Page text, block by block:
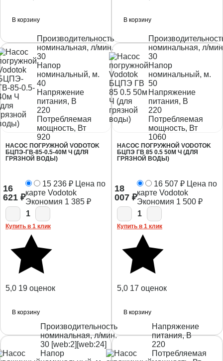
В корзину В корзину
Производительность
номинальная, л/мин.
30
Напор
номинальный, м.
40
Напряжение
питания, В
220
Потребляемая
мощность, Вт
920
НАСОС ПОГРУЖНОЙ VODOTOK
БЦПЭ-ГВ-85-0.5-40М Ч (ДЛЯ
ГРЯЗНОЙ ВОДЫ)
16
621 ₽
15 236 ₽ Цена по
карте Vodotok
Экономия 1 385 ₽
1
Купить в 1 клик
5,0 19 оценок
В корзину
номинальная, л/
30
Напор
номинальный, м.
50
Напряжение
питания, В
220
Потребляемая
мощность, Вт
1060
НАСОС ПОГРУЖНОЙ VODOTOK
БЦПЭ ГВ 85 0.5 50М Ч (ДЛЯ
ГРЯЗНОЙ ВОДЫ)
18
007 ₽
16 507 ₽ Цена по
карте Vodotok
Экономия 1 500 ₽
1
Купить в 1 клик
5,0 17 оценок
В корзину
Производительность
номинальная, л/мин.
30 [web:2][web:24]
Напор
Напряжение
питания, В
220
Потребляемая